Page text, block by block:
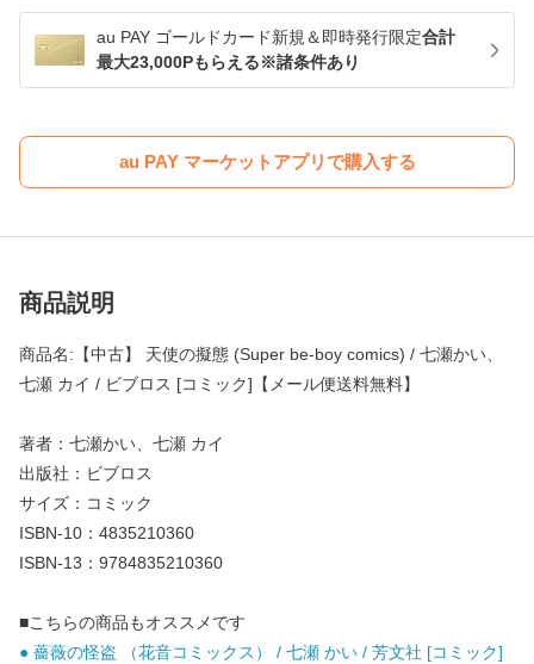
au PAY ゴールドカード新規＆即時発行限定合計
最大23,000Pもらえる※諸条件あり
au PAY マーケットアプリで購入する
商品説明
商品名:【中古】 天使の擬態 (Super be-boy comics) / 七瀬かい、
七瀬 カイ / ビブロス [コミック]【メール便送料無料】
著者：七瀬かい、七瀬 カイ
出版社：ビブロス
サイズ：コミック
ISBN-10：4835210360
ISBN-13：9784835210360
■こちらの商品もオススメです
● 薔薇の怪盗 （花音コミックス） / 七瀬 かい / 芳文社 [コミック]